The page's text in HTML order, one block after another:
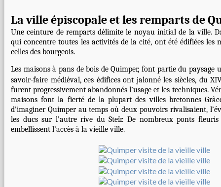
La ville épiscopale et les remparts de
Une ceinture de remparts délimite le noyau initial de la ville.
qui concentre toutes les activités de la cité, ont été édifiées les
celles des bourgeois.
Les maisons à pans de bois de Quimper, font partie du paysage
savoir-faire médiéval, ces édifices ont jalonné les siècles, du
furent progressivement abandonnés l’usage et les techniques.
maisons font la fierté de la plupart des villes bretonnes
d’imaginer Quimper au temps où deux pouvoirs rivalisaient,
les ducs sur l’autre rive du Steïr. De nombreux ponts
embellissent l’accès à la vieille ville.